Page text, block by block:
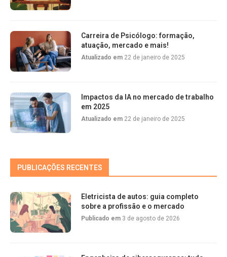
Carreira de Psicólogo: formação,
atuação, mercado e mais!
Atualizado em 22 de janeiro de 2025
Impactos da IA no mercado de trabalho
em 2025
Atualizado em 22 de janeiro de 2025
PUBLICAÇÕES RECENTES
Eletricista de autos: guia completo
sobre a profissão e o mercado
Publicado em 3 de agosto de 2026